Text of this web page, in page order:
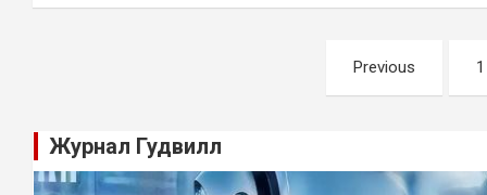
записям
Previous 1
Журнал Гудвилл